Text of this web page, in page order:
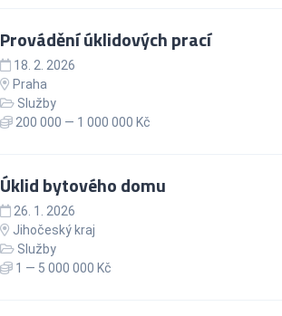
Provádění úklidových prací
18. 2. 2026
Praha
Služby
200 000 — 1 000 000 Kč
Úklid bytového domu
26. 1. 2026
Jihočeský kraj
Služby
1 — 5 000 000 Kč